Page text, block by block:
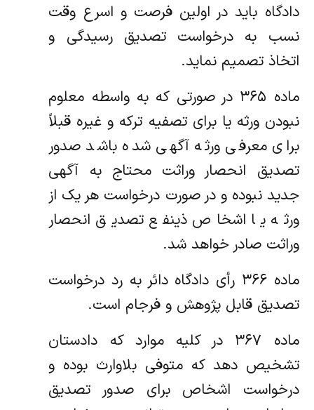
دادگاه باید در اولین فرصت و اسرع وقت‌
نسب به درخواست تصدیق رسیدگی و
اتخاذ تصمیم نماید.
‌ماده ۳۶۵ در صورتی که به واسطه معلوم
نبودن ورثه یا برای تصفیه ترکه و غیره قبلاً
برای معرفی ورثه آگهی شده باشد صدور
تصدیق انحصار‌ وراثت محتاج به آگهی
جدید نبوده و در صورت درخواست هر یک از
ورثه یا اشخاص ذینفع تصدیق انحصار
وراثت صادر خواهد شد.
‌ماده ۳۶۶ رأی دادگاه دائر به رد درخواست
تصدیق قابل پژوهش و فرجام است.
‌ماده ۳۶۷ در کلیه موارد که دادستان
تشخیص دهد که متوفی بلاوارث بوده و
درخواست اشخاص برای صدور تصدیق